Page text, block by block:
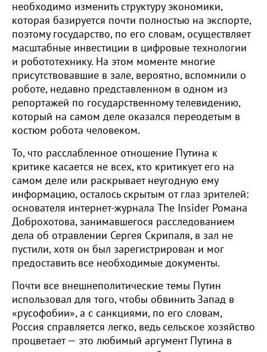
необходимо изменить структуру экономики,
которая базируется почти полностью на экспорте,
поэтому государство, по его словам, осуществляет
масштабные инвестиции в цифровые технологии
и робототехнику. На этом моменте многие
присутствовавшие в зале, вероятно, вспомнили о
роботе, недавно представленном в одном из
репортажей по государственному телевидению,
который на самом деле оказался переодетым в
костюм робота человеком.
То, что расслабленное отношение Путина к
критике касается не всех, кто критикует его на
самом деле или раскрывает неугодную ему
информацию, осталось скрытым от глаз зрителей:
основателя интернет-журнала The Insider Романа
Доброхотова, занимавшегося расследованием
дела об отравлении Сергея Скрипаля, в зал не
пустили, хотя он был зарегистрирован и мог
предоставить все необходимые документы.
Почти все внешнеполитические темы Путин
использовал для того, чтобы обвинить Запад в
«русофобии», а с санкциями, по его словам,
Россия справляется легко, ведь сельское хозяйство
процветает — это любимый аргумент Путина в